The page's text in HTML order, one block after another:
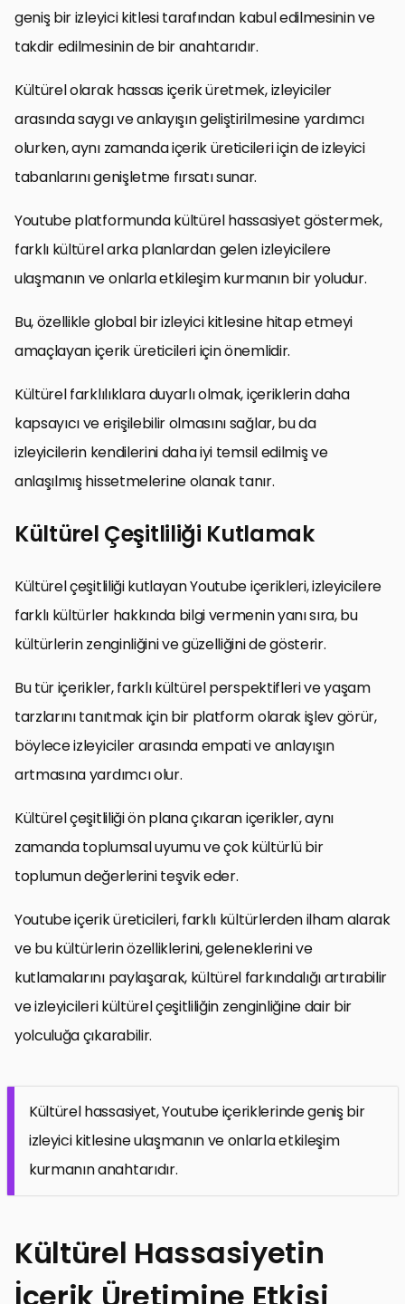
geniş bir izleyici kitlesi tarafından kabul edilmesinin ve
takdir edilmesinin de bir anahtarıdır.
Kültürel olarak hassas içerik üretmek, izleyiciler
arasında saygı ve anlayışın geliştirilmesine yardımcı
olurken, aynı zamanda içerik üreticileri için de izleyici
tabanlarını genişletme fırsatı sunar.
Youtube platformunda kültürel hassasiyet göstermek,
farklı kültürel arka planlardan gelen izleyicilere
ulaşmanın ve onlarla etkileşim kurmanın bir yoludur.
Bu, özellikle global bir izleyici kitlesine hitap etmeyi
amaçlayan içerik üreticileri için önemlidir.
Kültürel farklılıklara duyarlı olmak, içeriklerin daha
kapsayıcı ve erişilebilir olmasını sağlar, bu da
izleyicilerin kendilerini daha iyi temsil edilmiş ve
anlaşılmış hissetmelerine olanak tanır.
Kültürel Çeşitliliği Kutlamak
Kültürel çeşitliliği kutlayan Youtube içerikleri, izleyicilere
farklı kültürler hakkında bilgi vermenin yanı sıra, bu
kültürlerin zenginliğini ve güzelliğini de gösterir.
Bu tür içerikler, farklı kültürel perspektifleri ve yaşam
tarzlarını tanıtmak için bir platform olarak işlev görür,
böylece izleyiciler arasında empati ve anlayışın
artmasına yardımcı olur.
Kültürel çeşitliliği ön plana çıkaran içerikler, aynı
zamanda toplumsal uyumu ve çok kültürlü bir
toplumun değerlerini teşvik eder.
Youtube içerik üreticileri, farklı kültürlerden ilham alarak
ve bu kültürlerin özelliklerini, geleneklerini ve
kutlamalarını paylaşarak, kültürel farkındalığı artırabilir
ve izleyicileri kültürel çeşitliliğin zenginliğine dair bir
yolculuğa çıkarabilir.
Kültürel hassasiyet, Youtube içeriklerinde geniş bir
izleyici kitlesine ulaşmanın ve onlarla etkileşim
kurmanın anahtarıdır.
Kültürel Hassasiyetin